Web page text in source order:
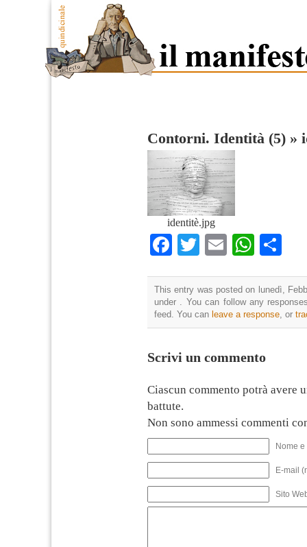
Contorni. Identità (5) »
identitè.jpg
Facebook
TwitterEmail
This entry was posted on lunedì,
under . You can follow any
feed. You can leave a response, or
Scrivi un commento
Ciascun commento potrà avere
battute.
Non sono ammessi commenti
Nome
E-mail
Sito